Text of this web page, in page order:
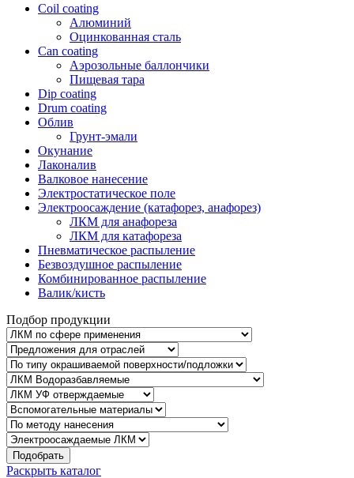
Coil coating
Алюминий
Оцинкованная сталь
Can coating
Аэрозольные баллончики
Пищевая тара
Dip coating
Drum coating
Облив
Грунт-эмали
Окунание
Лаконалив
Валковое нанесение
Электростатическое поле
Электроосаждение (катафорез, анафорез)
ЛКМ для анафореза
ЛКМ для катафореза
Пневматическое распыление
Безвоздушное распыление
Комбинированное распыление
Валик/кисть
Подбор продукции
Подобрать
Раскрыть каталог